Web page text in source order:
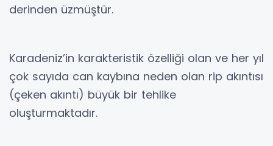
derinden üzmüştür.
Karadeniz’in karakteristik özelliği olan ve her yıl
çok sayıda can kaybına neden olan rip akıntısı
(çeken akıntı) büyük bir tehlike
oluşturmaktadır.